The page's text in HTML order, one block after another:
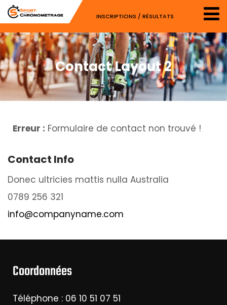
INSCRIPTIONS / RÉSULTATS
Contact Layout 2
Erreur : Formulaire de contact non trouvé !
Contact Info
Donec ultricies mattis nulla Australia
0789 256 321
info@companyname.com
Coordonnées
Téléphone : 06 10 51 07 51